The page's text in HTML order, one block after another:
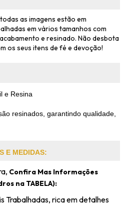
as imagens estão em
em vários tamanhos com
e resinado. Não desbota
os seus itens de fé e devoção!
e Resina
resinados, garantindo qualidade,
E MEDIDAS:
Confira Mas Informações
na TABELA):
Trabalhadas, rica em detalhes